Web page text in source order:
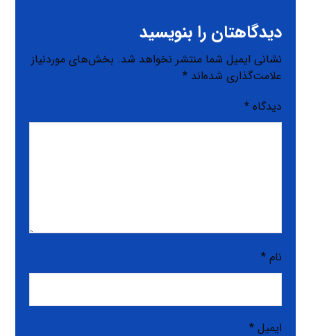
دیدگاهتان را بنویسید
نشانی ایمیل شما منتشر نخواهد شد. بخش‌های موردنیاز
علامت‌گذاری شده‌اند*
دیدگاه*
نام*
ایمیل*